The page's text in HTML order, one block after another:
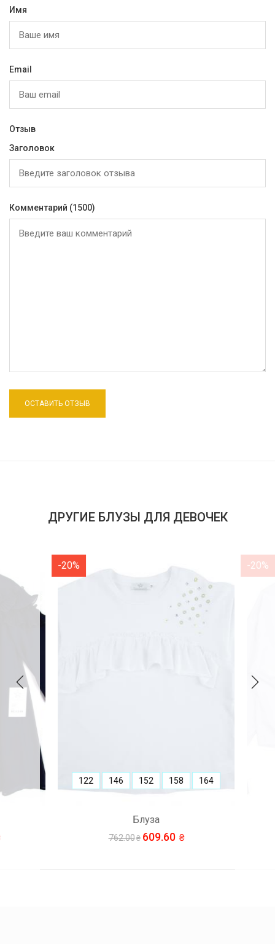
Имя
Email
Отзыв
Заголовок
Комментарий (1500)
ДРУГИЕ БЛУЗЫ ДЛЯ ДЕВОЧЕК
-20%
Блуза
762.00 609.60
122 146 152 158 164
-20%